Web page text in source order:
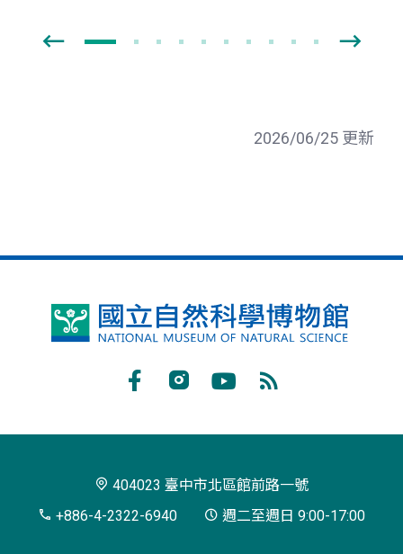
2026/06/25 更新
國
博
閱
404023 臺中市北區館前路一號
+886-4-2322-6940
週二至週日 9:00-17:00